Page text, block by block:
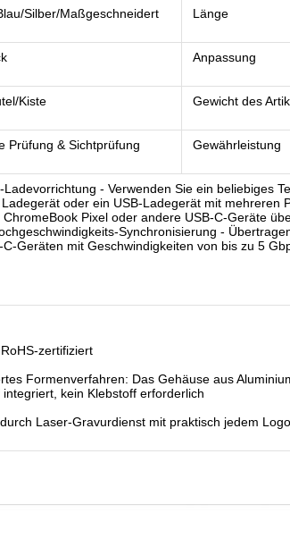
Silber/Maßgeschneidert Länge
Anpassung
Kiste Gewicht des
Prüfung & Sichtprüfung Gewährleistung
Ladevorrichtung - Verwenden Sie ein beliebiges
oder ein USB-Ladegerät mit mehreren
ChromeBook Pixel oder andere USB-C-Geräte
Synchronisierung -
C-Geräten mit Geschwindigkeiten von bis zu 5
zertifiziert
Formenverfahren: Das Gehäuse aus
integriert, kein Klebstoff erforderlich
Laser-Gravurdienst mit praktisch jedem